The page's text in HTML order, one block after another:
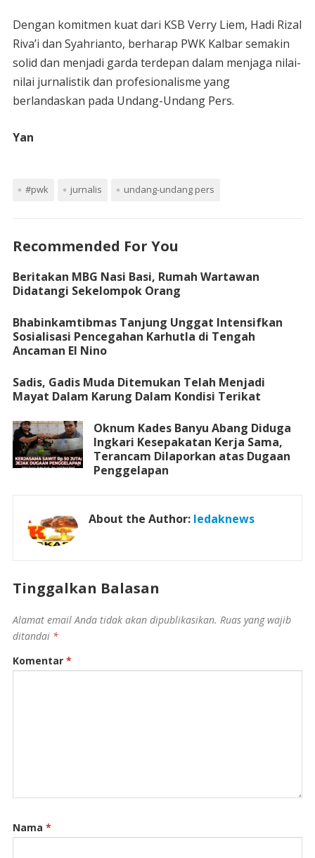
Dengan komitmen kuat dari KSB Verry Liem, Hadi Rizal
Riva’i dan Syahrianto, berharap PWK Kalbar semakin
solid dan menjadi garda terdepan dalam menjaga nilai-
nilai jurnalistik dan profesionalisme yang
berlandaskan pada Undang-Undang Pers.
Yan
#pwk jurnalis undang-undang pers
Recommended For You
Beritakan MBG Nasi Basi, Rumah Wartawan
Didatangi Sekelompok Orang
Bhabinkamtibmas Tanjung Unggat Intensifkan
Sosialisasi Pencegahan Karhutla di Tengah
Ancaman El Nino
Sadis, Gadis Muda Ditemukan Telah Menjadi
Mayat Dalam Karung Dalam Kondisi Terikat
Oknum Kades Banyu Abang Diduga
Ingkari Kesepakatan Kerja Sama,
Terancam Dilaporkan atas Dugaan
Penggelapan
About the Author: ledaknews
Tinggalkan Balasan
Alamat email Anda tidak akan dipublikasikan. Ruas yang wajib
ditandai *
Komentar *
Nama *